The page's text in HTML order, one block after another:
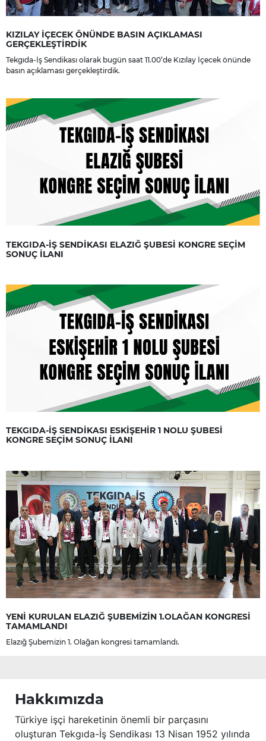
KIZILAY İÇECEK ÖNÜNDE BASIN AÇIKLAMASI
GERÇEKLEŞTİRDİK
Tekgıda-İş Sendikası olarak bugün saat 11.00’de Kızılay İçecek önünde
basın açıklaması gerçekleştirdik.
TEKGIDA-İŞ SENDİKASI ELAZIĞ ŞUBESİ KONGRE SEÇİM
SONUÇ İLANI
TEKGIDA-İŞ SENDİKASI ESKİŞEHİR 1 NOLU ŞUBESİ
KONGRE SEÇİM SONUÇ İLANI
YENİ KURULAN ELAZIĞ ŞUBEMİZİN 1.OLAĞAN KONGRESİ
TAMAMLANDI
Elazığ Şubemizin 1. Olağan kongresi tamamlandı.
Hakkımızda
Türkiye işçi hareketinin önemli bir parçasını
oluşturan Tekgıda-İş Sendikası 13 Nisan 1952 yılında